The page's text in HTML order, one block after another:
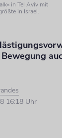
in Tel Aviv mit
in Israel.
16:18 Uhr